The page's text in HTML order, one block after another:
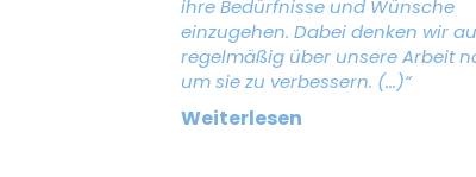
ihre Bedürfnisse und Wünsche
einzugehen. Dabei denken wir
regelmäßig über unsere Arbeit
um sie zu verbessern. (...)“
Weiterlesen